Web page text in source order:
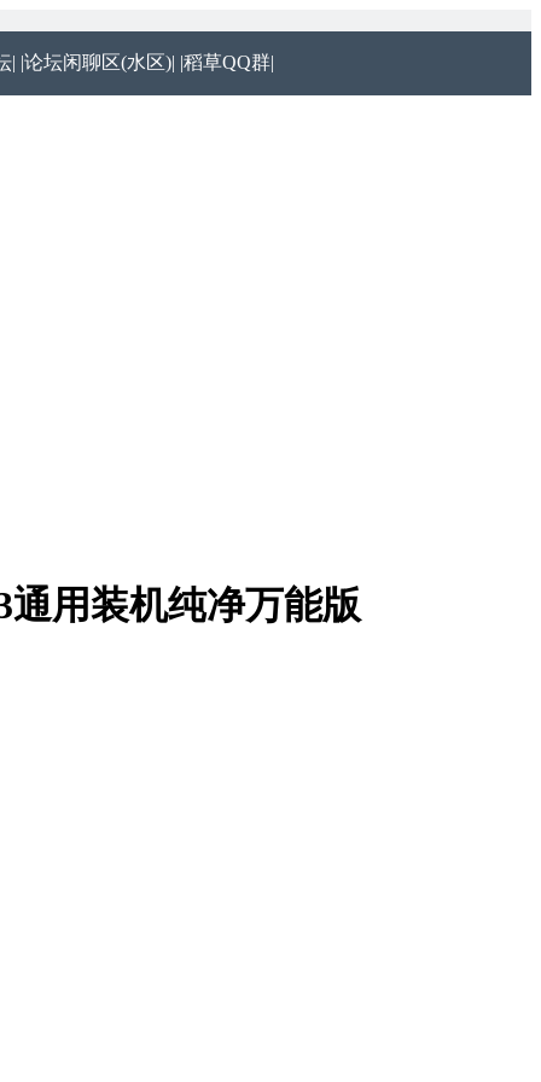
| |论坛闲聊区(水区)| |稻草QQ群|
通用装机纯净万能版